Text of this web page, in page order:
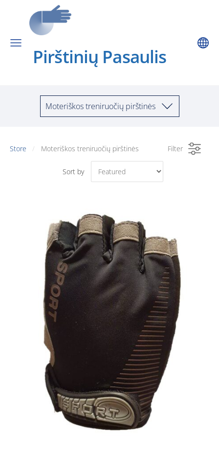
Pirštinių Pasaulis
Moteriškos treniruočių pirštinės
Store Moteriškos treniruočių pirštinės Filter
Sort by